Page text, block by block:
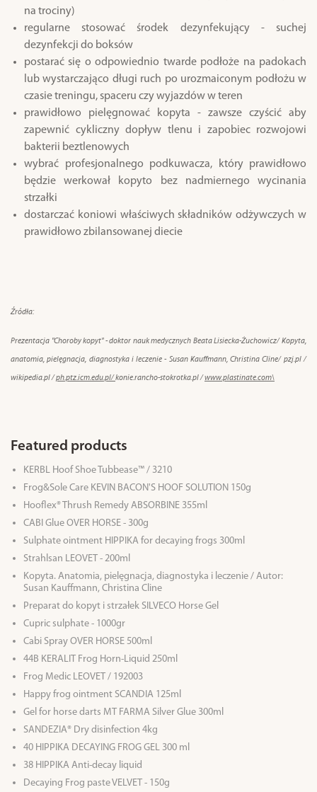
na trociny)
regularne stosować środek dezynfekujący - suchej
dezynfekcji do boksów
postarać się o odpowiednio twarde podłoże na padokach
lub wystarczająco długi ruch po urozmaiconym podłożu w
czasie treningu, spaceru czy wyjazdów w teren
prawidłowo pielęgnować kopyta - zawsze czyścić aby
zapewnić cykliczny dopływ tlenu i zapobiec rozwojowi
bakterii beztlenowych
wybrać profesjonalnego podkuwacza, który prawidłowo
będzie werkował kopyto bez nadmiernego wycinania
strzałki
dostarczać koniowi właściwych składników odżywczych w
prawidłowo zbilansowanej diecie
Źródła:
Prezentacja "Choroby kopyt" - doktor nauk medycznych Beata Lisiecka-Żuchowicz/ Kopyta,
anatomia, pielęgnacja, diagnostyka i leczenie - Susan Kauffmann, Christina Cline/ pzj.pl /
wikipedia.pl /ph.ptz.icm.edu.pl/konie.rancho-stokrotka.pl /www.plastinate.com\
Featured products
KERBL Hoof Shoe Tubbease™ / 3210
Frog&Sole Care KEVIN BACON'S HOOF SOLUTION 150g
Hooflex® Thrush Remedy ABSORBINE 355ml
CABI Glue OVER HORSE - 300g
Sulphate ointment HIPPIKA for decaying frogs 300ml
Strahlsan LEOVET - 200ml
Kopyta. Anatomia, pielęgnacja, diagnostyka i leczenie / Autor:
Susan Kauffmann, Christina Cline
Preparat do kopyt i strzałek SILVECO Horse Gel
Cupric sulphate - 1000gr
Cabi Spray OVER HORSE 500ml
44B KERALIT Frog Horn-Liquid 250ml
Frog Medic LEOVET / 192003
Happy frog ointment SCANDIA 125ml
Gel for horse darts MT FARMA Silver Glue 300ml
SANDEZIA® Dry disinfection 4kg
40 HIPPIKA DECAYING FROG GEL 300 ml
38 HIPPIKA Anti-decay liquid
Decaying Frog paste VELVET - 150g